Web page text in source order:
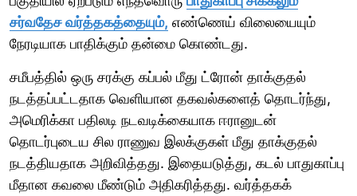
சர்வதேச வர்த்தகத்தையும், எண்ணெய் விலையையும்
நேரடியாக பாதிக்கும் தன்மை கொண்டது.
சமீபத்தில் ஒரு சரக்கு கப்பல் மீது ட்ரோன் தாக்குதல்
நடத்தப்பட்டதாக வெளியான தகவல்களைத் தொடர்ந்து,
அமெரிக்கா பதிலடி நடவடிக்கையாக ஈரானுடன்
தொடர்புடைய சில ராணுவ இலக்குகள் மீது தாக்குதல்
நடத்தியதாக அறிவித்தது. இதையடுத்து, கடல் பாதுகாப்பு
மீதான கவலை மீண்டும் அதிகரித்தது. வர்த்தகக்